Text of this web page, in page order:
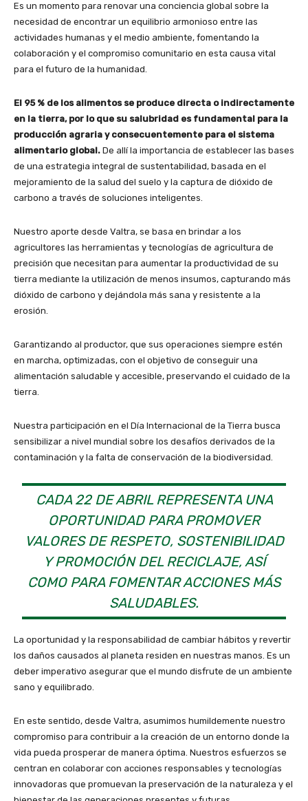
Es un momento para renovar una conciencia global sobre la
necesidad de encontrar un equilibrio armonioso entre las
actividades humanas y el medio ambiente, fomentando la
colaboración y el compromiso comunitario en esta causa vital
para el futuro de la humanidad.
El 95 % de los alimentos se produce directa o indirectamente
en la tierra, por lo que su salubridad es fundamental para la
producción agraria y consecuentemente para el sistema
alimentario global. De allí la importancia de establecer las bases
de una estrategia integral de sustentabilidad, basada en el
mejoramiento de la salud del suelo y la captura de dióxido de
carbono a través de soluciones inteligentes.
Nuestro aporte desde Valtra, se basa en brindar a los
agricultores las herramientas y tecnologías de agricultura de
precisión que necesitan para aumentar la productividad de su
tierra mediante la utilización de menos insumos, capturando más
dióxido de carbono y dejándola más sana y resistente a la
erosión.
Garantizando al productor, que sus operaciones siempre estén
en marcha, optimizadas, con el objetivo de conseguir una
alimentación saludable y accesible, preservando el cuidado de la
tierra.
Nuestra participación en el Día Internacional de la Tierra busca
sensibilizar a nivel mundial sobre los desafíos derivados de la
contaminación y la falta de conservación de la biodiversidad.
CADA 22 DE ABRIL REPRESENTA UNA
OPORTUNIDAD PARA PROMOVER
VALORES DE RESPETO, SOSTENIBILIDAD
Y PROMOCIÓN DEL RECICLAJE, ASÍ
COMO PARA FOMENTAR ACCIONES MÁS
SALUDABLES.
La oportunidad y la responsabilidad de cambiar hábitos y revertir
los daños causados al planeta residen en nuestras manos. Es un
deber imperativo asegurar que el mundo disfrute de un ambiente
sano y equilibrado.
En este sentido, desde Valtra, asumimos humildemente nuestro
compromiso para contribuir a la creación de un entorno donde la
vida pueda prosperar de manera óptima. Nuestros esfuerzos se
centran en colaborar con acciones responsables y tecnologías
innovadoras que promuevan la preservación de la naturaleza y el